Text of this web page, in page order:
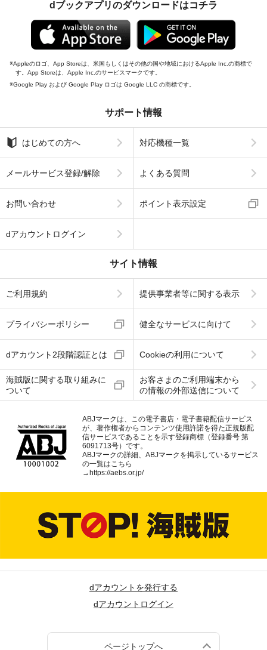
dブックアプリのダウンロードはコチラ
Appleのロゴ、App Storeは、米国もしくはその他の国や地域におけるApple Inc.の商標で
す。App Storeは、Apple Inc.のサービスマークです。
Google Play および Google Play ロゴは Google LLC の商標です。
サポート情報
はじめての方へ 対応機種一覧
メールサービス登録/解除 よくある質問
お問い合わせ ポイント表示設定
dアカウントログイン
サイト情報
ご利用規約 提供事業者等に関する表示
プライバシーポリシー 健全なサービスに向けて
dアカウント2段階認証とは Cookieの利用について
海賊版に関する取り組みに
ついて
お客さまのご利用端末から
の情報の外部送信について
ABJマークは、この電子書店・電子書籍配信サービス
が、著作権者からコンテンツ使用許諾を得た正規版配
信サービスであることを示す登録商標（登録番号 第
6091713号）です。
ABJマークの詳細、ABJマークを掲示しているサービス
の一覧はこちら
→https://aebs.or.jp/
dアカウントを発行する
dアカウントログイン
ページトップへ